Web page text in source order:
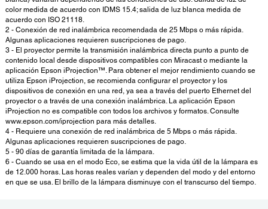
color medida de acuerdo con IDMS 15.4; salida de luz blanca medida de
acuerdo con ISO 21118.
2 - Conexión de red inalámbrica recomendada de 25 Mbps o más rápida.
Algunas aplicaciones requieren suscripciones de pago.
3 - El proyector permite la transmisión inalámbrica directa punto a punto de
contenido local desde dispositivos compatibles con Miracast o mediante la
aplicación Epson iProjection™. Para obtener el mejor rendimiento cuando se
utiliza Epson iProjection, se recomienda configurar el proyector y los
dispositivos de conexión en una red, ya sea a través del puerto Ethernet del
proyector o a través de una conexión inalámbrica. La aplicación Epson
iProjection no es compatible con todos los archivos y formatos. Consulte
www.epson.com/iprojection para más detalles.
4 - Requiere una conexión de red inalámbrica de 5 Mbps o más rápida.
Algunas aplicaciones requieren suscripciones de pago.
5 - 90 días de garantía limitada de la lámpara.
6 - Cuando se usa en el modo Eco, se estima que la vida útil de la lámpara es
de 12.000 horas. Las horas reales varían y dependen del modo y del entorno
en que se usa. El brillo de la lámpara disminuye con el transcurso del tiempo.